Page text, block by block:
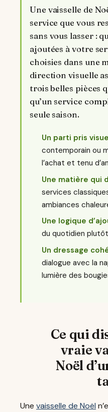
Une vaisselle de
service que vous
sans vous lasser :
ajoutées à votre
choisies dans une
direction visuelle
trois belles pièces
qu’un service
seule saison.
Un parti pris
contemporain ou
l’achat et tenu
Une matière qui
services
ambiances
Une logique
du quotidien
Un dressage
dialogue avec la
lumière des
Ce qui
vraie
Noël
Une vaisselle de Noël